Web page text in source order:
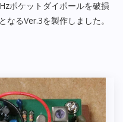
ポケットダイポールを破損
るVer.3を製作しました。